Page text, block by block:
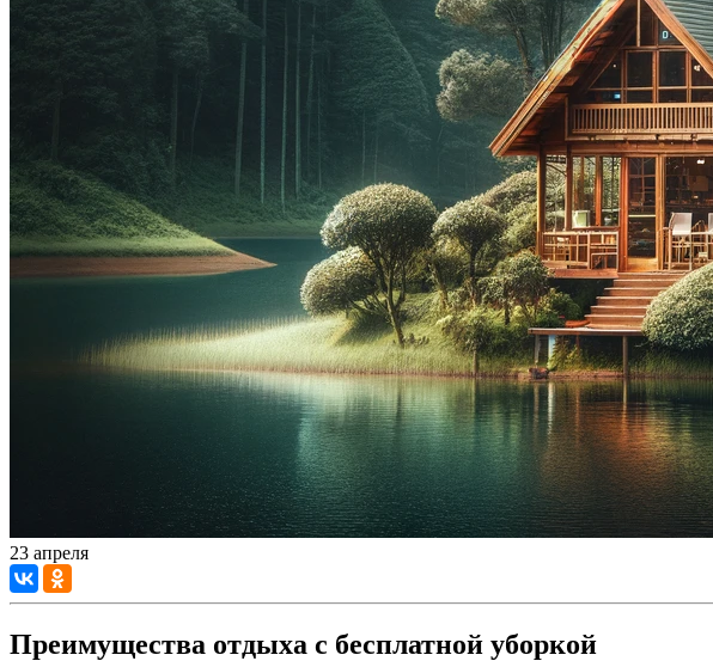
23 апреля
Преимущества отдыха с бесплатной уборкой